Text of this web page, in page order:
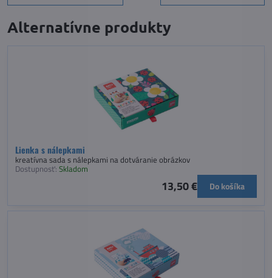
Alternatívne produkty
Lienka s nálepkami
kreatívna sada s nálepkami na dotváranie obrázkov
Dostupnosť: Skladom
13,50 € Do košíka